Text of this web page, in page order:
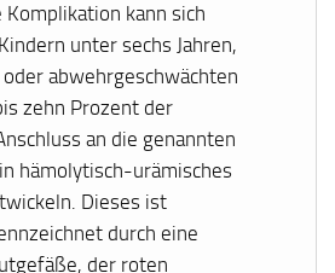
kann sich
unter sechs Jahren,
abwehrgeschwächten
zehn Prozent der
an die genannten
hämolytisch-urämisches
Dieses ist
durch eine
der roten